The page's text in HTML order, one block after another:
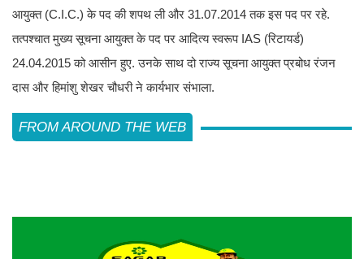
आयुक्त (C.I.C.) के पद की शपथ ली और 31.07.2014 तक इस पद पर रहे.
तत्पश्चात मुख्य सूचना आयुक्त के पद पर आदित्य स्वरूप IAS (रिटायर्ड)
24.04.2015 को आसीन हुए. उनके साथ दो राज्य सूचना आयुक्त प्रबोध रंजन
दास और हिमांशु शेखर चौधरी ने कार्यभार संभाला.
FROM AROUND THE WEB